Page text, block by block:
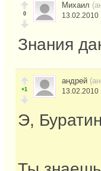
0
Михаил
13.02.2010
Знания
+1
андрей
13.02.2010
Э,